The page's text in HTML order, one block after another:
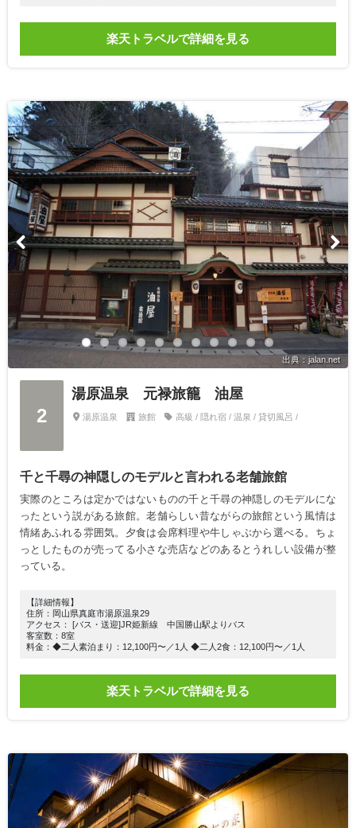
楽天トラベルで詳細を見る
出典：jalan.net
2
湯原温泉 元禄旅籠 油屋
湯原温泉 旅館 高級 / 隠れ宿 / 温泉 / 貸切風呂 /
千と千尋の神隠しのモデルと言われる老舗旅館
実際のところは定かではないものの千と千尋の神隠しのモデルにな
ったという説がある旅館。老舗らしい昔ながらの旅館という風情は
情緒あふれる雰囲気。夕食は会席料理や牛しゃぶから選べる。ちょ
っとしたものが売ってる小さな売店などのあるとうれしい設備が整
っている。
【詳細情報】
住所：岡山県真庭市湯原温泉29
アクセス： [バス・送迎]JR姫新線 中国勝山駅よりバス
客室数：8室
料金：◆二人素泊まり：12,100円〜／1人 ◆二人2食：12,100円〜／1人
楽天トラベルで詳細を見る